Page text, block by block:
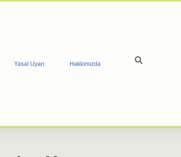
Yasal Uyarı Hakkımızda